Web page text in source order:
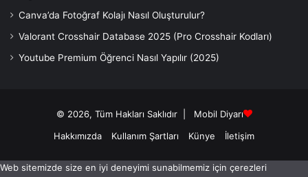
Canva’da Fotoğraf Kolajı Nasıl Oluşturulur?
Valorant Crosshair Database 2025 (Pro Crosshair Kodları)
Youtube Premium Öğrenci Nasıl Yapılır (2025)
© 2026, Tüm Hakları Saklıdır | Mobil Diyarı
Hakkımızda
Kullanım Şartları Künye İletişim
Web sitemizde size en iyi deneyimi sunabilmemiz için çerezleri